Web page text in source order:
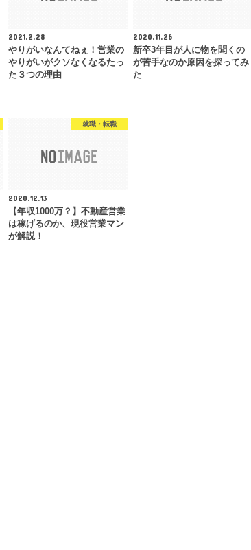
2021.2.28
やりがいなんてねぇ！営業の
やりがいがクソなくなるたっ
た３つの理由
2020.11.26
新卒3年目が人に物を聞くの
が苦手なのか原因を探ってみ
た
就職・転職
2020.12.13
【年収1000万？】不動産営業
は稼げるのか、現役営業マン
が解説！